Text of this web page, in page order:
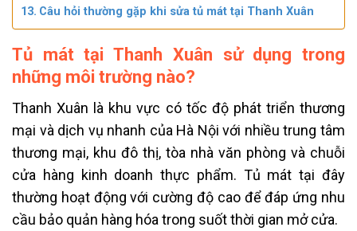
Câu hỏi thường gặp khi sửa tủ mát tại Thanh Xuân
Tủ mát tại Thanh Xuân sử dụng trong
những môi trường nào?
Thanh Xuân là khu vực có tốc độ phát triển thương
mại và dịch vụ nhanh của Hà Nội với nhiều trung tâm
thương mại, khu đô thị, tòa nhà văn phòng và chuỗi
cửa hàng kinh doanh thực phẩm. Tủ mát tại đây
thường hoạt động với cường độ cao để đáp ứng nhu
cầu bảo quản hàng hóa trong suốt thời gian mở cửa.